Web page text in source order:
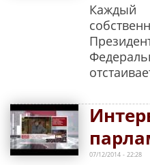
Каждый
07/12/2014 - 22:28